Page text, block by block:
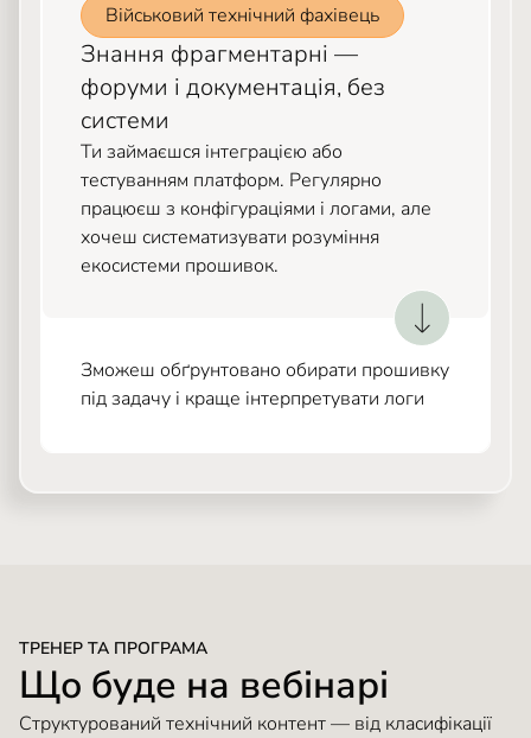
Військовий технічний фахівець
Знання фрагментарні —
форуми і документація, без
системи
Ти займаєшся інтеграцією або
тестуванням платформ. Регулярно
працюєш з конфігураціями і логами, але
хочеш систематизувати розуміння
екосистеми прошивок.
Зможеш обґрунтовано обирати прошивку
під задачу і краще інтерпретувати логи
ТРЕНЕР ТА ПРОГРАМА
Що буде на вебінарі
Структурований технічний контент — від класифікації